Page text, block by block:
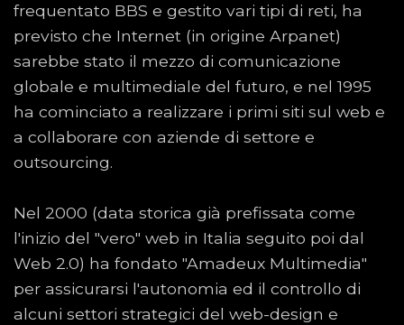
frequentato BBS e gestito vari tipi di reti, ha
previsto che Internet (in origine Arpanet)
sarebbe stato il mezzo di comunicazione
globale e multimediale del futuro, e nel 1995
ha cominciato a realizzare i primi siti sul web e
a collaborare con aziende di settore e
outsourcing.
Nel 2000 (data storica già prefissata come
l'inizio del "vero" web in Italia seguito poi dal
Web 2.0) ha fondato "Amadeux Multimedia"
per assicurarsi l'autonomia ed il controllo di
alcuni settori strategici del web-design e